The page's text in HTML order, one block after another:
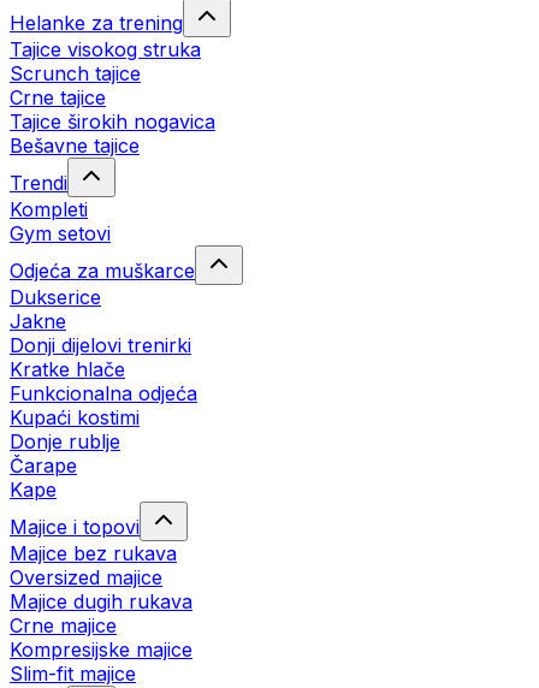
Helanke za trening
Tajice visokog struka
Scrunch tajice
Crne tajice
Tajice širokih nogavica
Bešavne tajice
Trendi
Kompleti
Gym setovi
Odjeća za muškarce
Dukserice
Jakne
Donji dijelovi trenirki
Kratke hlače
Funkcionalna odjeća
Kupaći kostimi
Donje rublje
Čarape
Kape
Majice i topovi
Majice bez rukava
Oversized majice
Majice dugih rukava
Crne majice
Kompresijske majice
Slim-fit majice